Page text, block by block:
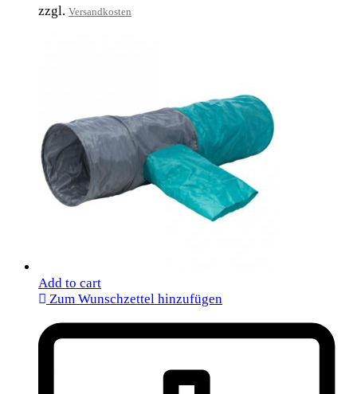
zzgl. Versandkosten
Add to cart
Zum Wunschzettel hinzufügen